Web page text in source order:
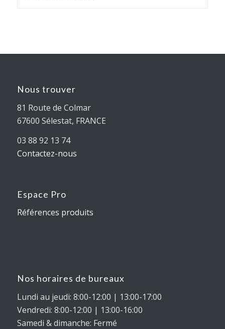
Nous trouver
81 Route de Colmar
67600 Sélestat, FRANCE
03 88 92 13 74
Contactez-nous
Espace Pro
Références produits
Nos horaires de bureaux
Lundi au jeudi: 8:00-12:00 | 13:00-17:00
Vendredi: 8:00-12:00 | 13:00-16:00
Samedi & dimanche: Fermé